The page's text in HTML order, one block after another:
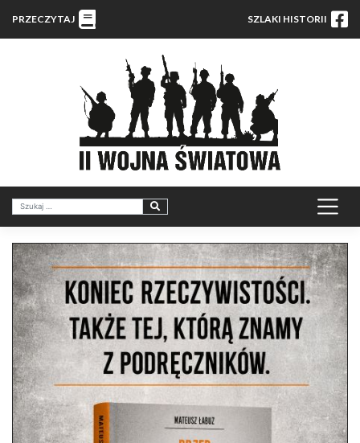
PRZECZYTAJ SZLAKI HISTORII